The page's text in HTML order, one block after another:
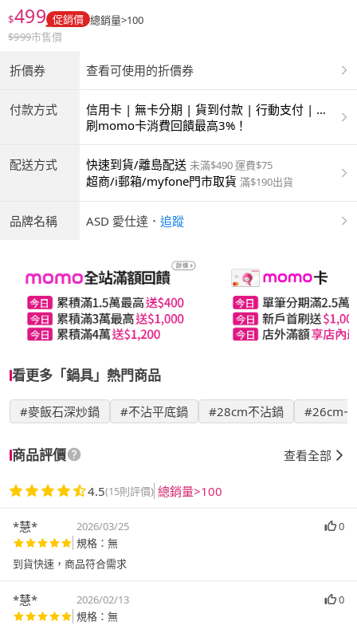
$499 促銷價 總銷量>100
$999市售價
折價券 查看可使用的折價券
付款方式
信用卡 | 無卡分期 | 貨到付款 | 行動支付 | 超
商付款 | ATM | 銀聯卡
刷momo卡消費回饋最高3%！
配送方式 快速到貨/離島配送 未滿$490 運費$75
超商/i郵箱/myfone門市取貨 滿$190出貨
品牌名稱 ASD 愛仕達 ． 追蹤
看更多「鍋具」熱門商品
#麥飯石深炒鍋 #不沾平底鍋 #28cm不沾鍋
商品評價 查看全部
4.5(15則評價) 總銷量>100
*慧* 2026/03/25
0
規格：無
到貨快速，商品符合需求
*慧* 2026/02/13
0
規格：無